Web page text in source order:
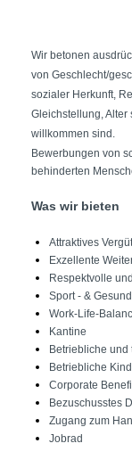
Wir betonen
von Geschlecht/
sozialer Herkunft,
Gleichstellung,
willkommen sind.
Bewerbungen von
behinderten
Was wir bieten
Attraktives
Exzellente
Respektvolle
Sport - &
Work-Life-
Kantine
Betriebliche und
Betriebliche
Corporate
Bezuschusstes
Zugang zum
Jobrad